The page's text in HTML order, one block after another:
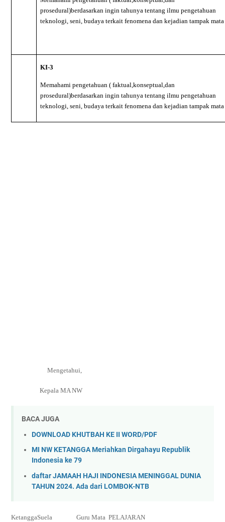
prosedural)berdasarkan ingin tahunya tentang ilmu pengetahuan
teknologi, seni, budaya terkait fenomena dan kejadian tampak mata
KI-3
Memahami pengetahuan ( faktual,konseptual,dan
prosedural)berdasarkan ingin tahunya tentang ilmu pengetahuan
teknologi, seni, budaya terkait fenomena dan kejadian tampak mata
Mengetahui,
Kepala MA NW
BACA JUGA
DOWNLOAD KHUTBAH KE II WORD/PDF
MI NW KETANGGA Meriahkan Dirgahayu Republik
Indonesia ke 79
daftar JAMAAH HAJI INDONESIA MENINGGAL DUNIA
TAHUN 2024. Ada dari LOMBOK-NTB
KetanggaSuela Guru Mata PELAJARAN